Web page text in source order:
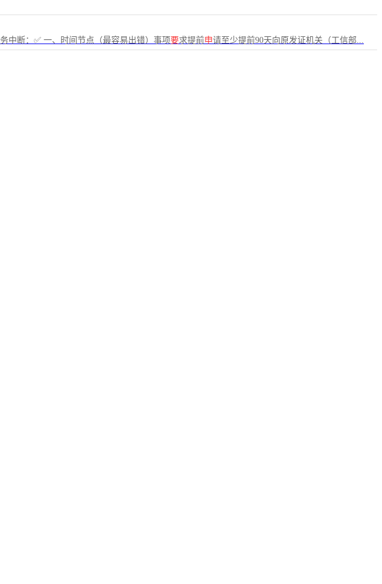
务中断：✅ 一、时间节点（最容易出错）事项要求提前申请至少提前90天向原发证机关（工信部...